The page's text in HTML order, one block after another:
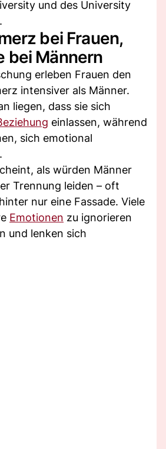
und des University
bei Frauen,
bei Männern
erleben Frauen den
intensiver als Männer.
liegen, dass sie sich
einlassen, während
sich emotional
als würden Männer
Trennung leiden – oft
nur eine Fassade. Viele
Emotionen zu ignorieren
und lenken sich